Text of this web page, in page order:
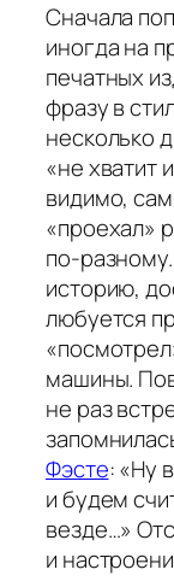
Сначала
иногда на
печатных
фразу в
несколько
«не хватит
видимо,
«проехал»
по-
историю,
любуется
машины.
не раз
Фэсте: «Ну
и будем
везде…»
и